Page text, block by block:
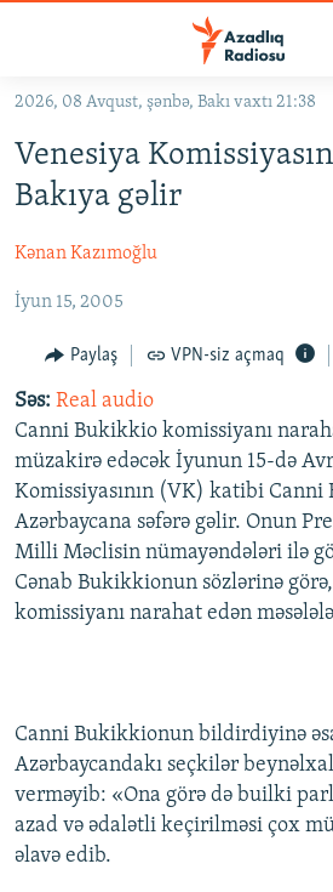
Əsas
qayıt
Əsas
naviqasiyaya
qayıt
keç
KORRUPSIOMETR
#ƏSLINDƏ
FƏRQƏ BAX
QANUNI DOĞRU
ARAŞDIRMA
MULTIMEDIA
VIDEO
FOTOQALEREYA
KARIKATURA
RADIO ARXIV
OXU ZALI
AZƏRBAYCAN ƏDƏBIYYATI KITABXANASI
İSLAM VƏ DEMOKRATIYA
HAQQIMIZDA
PEŞƏ ETIKASI VƏ JURNALISTIKA
BIZIMLƏ ƏLAQƏ
XƏBƏR BÜLLETENLƏRIMIZ
BIZI IZLƏ
2026, 08 Avqust, şənbə, Bakı vaxtı 21:38
Venesiya
Bakıya gəlir
Kənan Kazımoğlu
İyun 15, 2005
Paylaş VPN-siz açmaq
Səs: Real audio
Canni Bukikkio komissiyanı
müzakirə edəcək İyunun 15-də
Komissiyasının (VK) katibi
Azərbaycana səfərə gəlir. Onun
Milli Məclisin nümayəndələri ilə
Cənab Bukikkionun sözlərinə görə,
komissiyanı narahat edən
Canni Bukikkionun bildirdiyinə
Azərbaycandakı seçkilər
verməyib: «Ona görə də builki
azad və ədalətli keçirilməsi çox
əlavə edib.